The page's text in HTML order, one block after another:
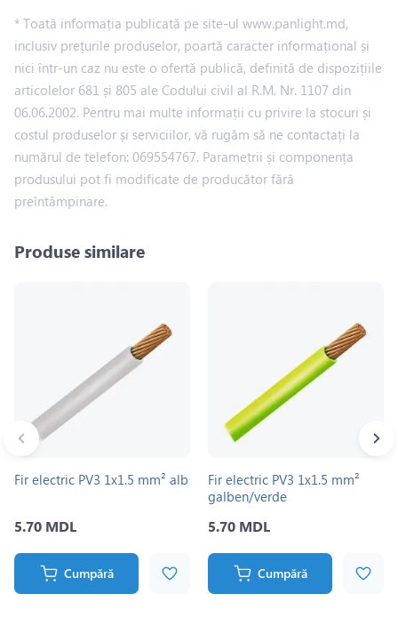
* Toată informația publicată pe site-ul www.panlight.md,
inclusiv prețurile produselor, poartă caracter informațional și
nici într-un caz nu este o ofertă publică, definită de dispozițiile
articolelor 681 și 805 ale Codului civil al R.M. Nr. 1107 din
06.06.2002. Pentru mai multe informații cu privire la stocuri și
costul produselor și serviciilor, vă rugăm să ne contactați la
numărul de telefon: 069554767. Parametrii și componența
produsului pot fi modificate de producător fără
preîntâmpinare.
Produse similare
Fir electric PV3 1x1.5 mm² alb
5.70 MDL
Cumpără
Fir electric PV3 1x1.5 mm²
galben/verde
5.70 MDL
Cumpără